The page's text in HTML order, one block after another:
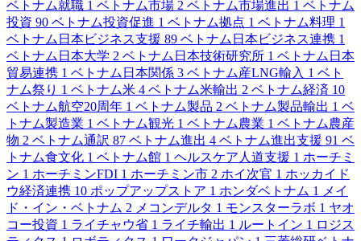
ベトナム就職 1 ベトナム市場 2 ベトナム市場進出 1 ベトナム
投資 90 ベトナム投資促進 1 ベトナム拠点 1 ベトナム料理 1
ベトナム日本ビジネス支援 89 ベトナム日本ビジネス連携 1
ベトナム日本大学 2 ベトナム日本技術研究所 1 ベトナム日本
貿易連携 1 ベトナム日本関係 3 ベトナム産LNG輸入 1 ベト
ナム祭り 1 ベトナム米 4 ベトナム米輸出 2 ベトナム経済 10
ベトナム航空20周年 1 ベトナム製品 2 ベトナム製品輸出 1 ベ
トナム製造業 1 ベトナム観光 1 ベトナム農業 1 ベトナム農産
物 2 ベトナム通訳 87 ベトナム進出 4 ベトナム進出支援 91 ベ
トナム食文化 1 ベトナム館 1 ヘルスケア人道支援 1 ホーチミ
ン 1 ホーチミンFDI 1 ホーチミン市 2 ホイ次官 1 ホッカイド
ウ経済連携 10 ポップアップストア 1 ホンダベトナム 1
メイ
ド・イン・ベトナム 2 メコンデルタ 1 モンスターラボ 1 ヤオ
コー投資 1 ライチャウ省 1 ライチ輸出 1 ルートイン 1 ロジス